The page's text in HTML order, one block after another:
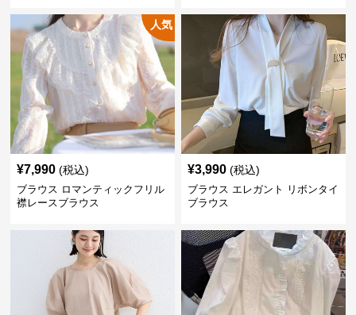
人気
¥7,990 (税込)
ブラウス ロマンティックフリル
襟レースブラウス
¥3,990 (税込)
ブラウス エレガント リボンタイ
ブラウス